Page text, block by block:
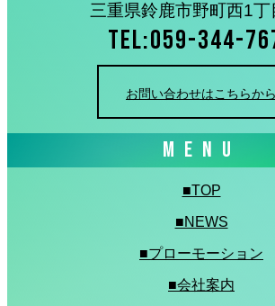
三重県鈴鹿市野町西1丁
TEL:059-344-
お問い合わせはこちらから
MENU
■TOP
■NEWS
■プローモーション
■会社案内